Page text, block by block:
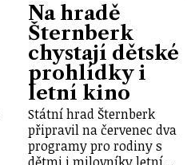
Na hradě
Šternberk
chystají dětské
prohlídky i
letní kino
Státní hrad Šternberk
připravil na červenec dva
programy pro rodiny s